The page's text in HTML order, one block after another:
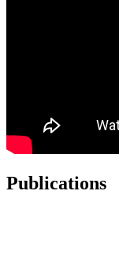
Publications